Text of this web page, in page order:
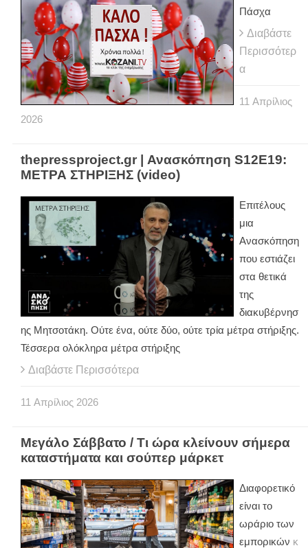
Πάσχα
Διαβάστε
Περισσότερ
α
11 Απρίλιος
2026
thepressproject.gr | Ανασκόπηση S12E19:
ΜΕΤΡΑ ΣΤΗΡΙΞΗΣ (video)
Επιτέλους
μια
Aνασκόπηση
που εστιάζει
στα θετικά
της
διακυβέρνησ
ης Μητσοτάκη. Ούτε ένα, ούτε δύο, ούτε τρία μέτρα στήριξης.
Τέσσερα ολόκληρα μέτρα στήριξης
Διαβάστε Περισσότερα
11 Απρίλιος 2026
Μεγάλο Σάββατο / Τι ώρα κλείνουν σήμερα
καταστήματα και σούπερ μάρκετ
Διαφορετικό
είναι το
ωράριο των
εμπορικών κ